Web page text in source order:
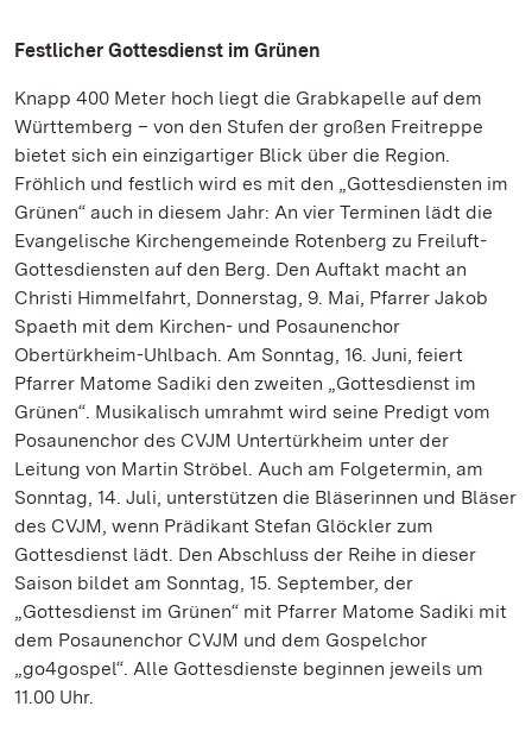
Festlicher Gottesdienst im Grünen
Knapp 400 Meter hoch liegt die Grabkapelle auf dem
Württemberg – von den Stufen der großen Freitreppe
bietet sich ein einzigartiger Blick über die Region.
Fröhlich und festlich wird es mit den „Gottesdiensten im
Grünen“ auch in diesem Jahr: An vier Terminen lädt die
Evangelische Kirchengemeinde Rotenberg zu Freiluft-
Gottesdiensten auf den Berg. Den Auftakt macht an
Christi Himmelfahrt, Donnerstag, 9. Mai, Pfarrer Jakob
Spaeth mit dem Kirchen- und Posaunenchor
Obertürkheim-Uhlbach. Am Sonntag, 16. Juni, feiert
Pfarrer Matome Sadiki den zweiten „Gottesdienst im
Grünen“. Musikalisch umrahmt wird seine Predigt vom
Posaunenchor des CVJM Untertürkheim unter der
Leitung von Martin Ströbel. Auch am Folgetermin, am
Sonntag, 14. Juli, unterstützen die Bläserinnen und Bläser
des CVJM, wenn Prädikant Stefan Glöckler zum
Gottesdienst lädt. Den Abschluss der Reihe in dieser
Saison bildet am Sonntag, 15. September, der
„Gottesdienst im Grünen“ mit Pfarrer Matome Sadiki mit
dem Posaunenchor CVJM und dem Gospelchor
„go4gospel“. Alle Gottesdienste beginnen jeweils um
11.00 Uhr.